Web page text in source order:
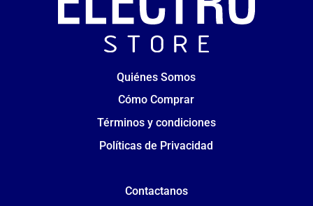
Quiénes Somos
Cómo Comprar
Términos y condiciones
Políticas de Privacidad
Contactanos